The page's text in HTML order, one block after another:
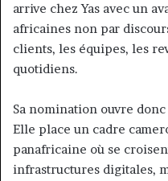
arrive chez Yas avec un
africaines non par
clients, les équipes, les
quotidiens.
Sa nomination ouvre
Elle place un cadre
panafricaine où se
infrastructures digitales,